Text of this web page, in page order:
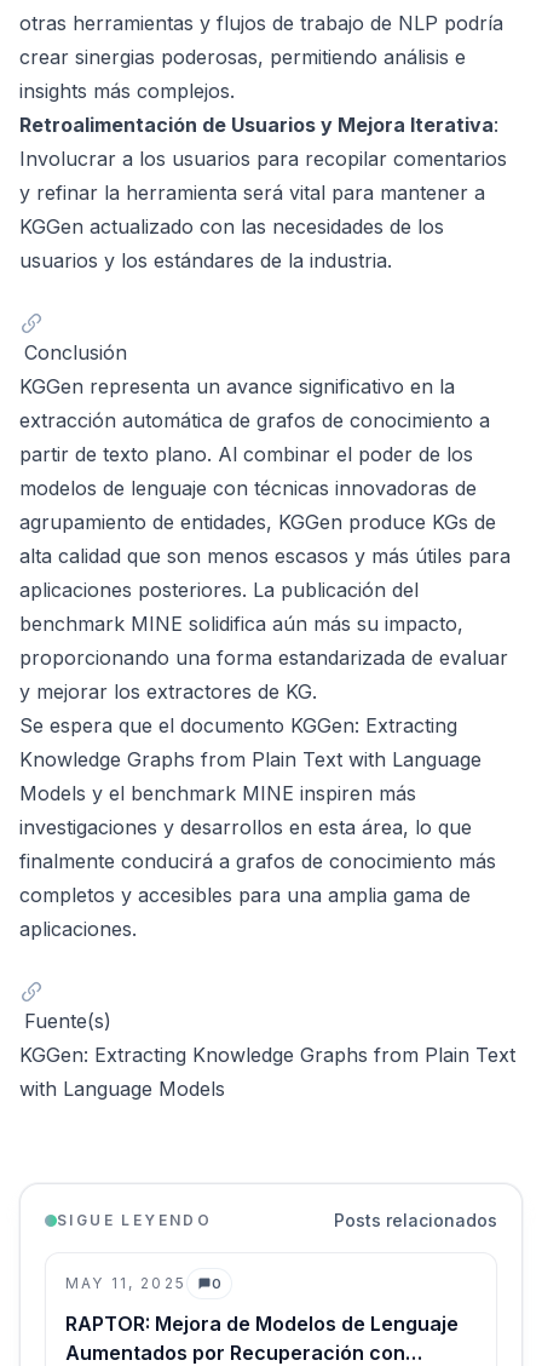
otras herramientas y flujos de trabajo de NLP podría
crear sinergias poderosas, permitiendo análisis e
insights más complejos.
Retroalimentación de Usuarios y Mejora Iterativa:
Involucrar a los usuarios para recopilar comentarios
y refinar la herramienta será vital para mantener a
KGGen actualizado con las necesidades de los
usuarios y los estándares de la industria.
Conclusión
KGGen representa un avance significativo en la
extracción automática de grafos de conocimiento a
partir de texto plano. Al combinar el poder de los
modelos de lenguaje con técnicas innovadoras de
agrupamiento de entidades, KGGen produce KGs de
alta calidad que son menos escasos y más útiles para
aplicaciones posteriores. La publicación del
benchmark MINE solidifica aún más su impacto,
proporcionando una forma estandarizada de evaluar
y mejorar los extractores de KG.
Se espera que el documento KGGen: Extracting
Knowledge Graphs from Plain Text with Language
Models y el benchmark MINE inspiren más
investigaciones y desarrollos en esta área, lo que
finalmente conducirá a grafos de conocimiento más
completos y accesibles para una amplia gama de
aplicaciones.
Fuente(s)
KGGen: Extracting Knowledge Graphs from Plain Text
with Language Models
SIGUE LEYENDO Posts relacionados
MAY 11, 2025 0
Comentarios
RAPTOR: Mejora de Modelos de Lenguaje
Aumentados por Recuperación con